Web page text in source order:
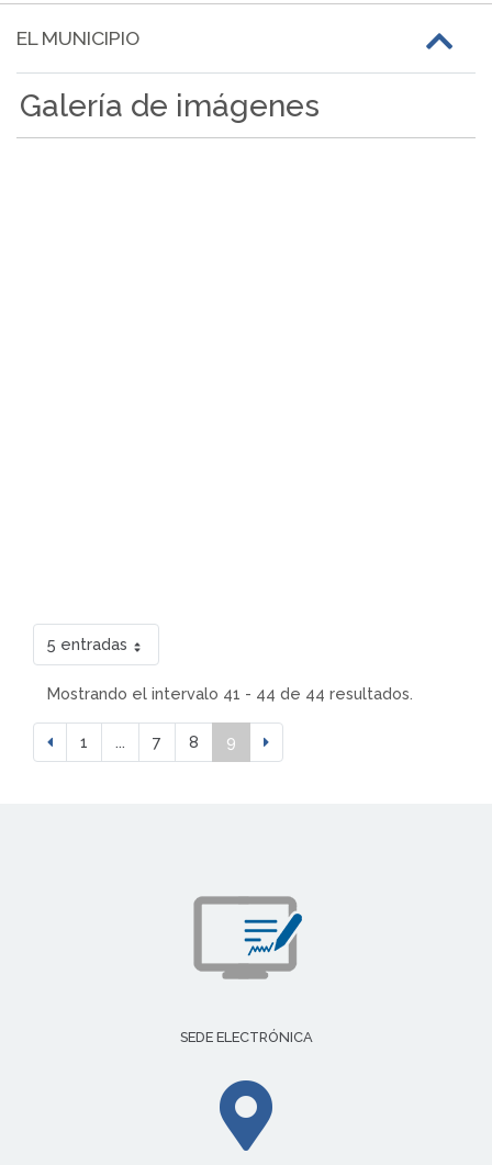
EL MUNICIPIO
Galería de imágenes
5 entradas
Mostrando el intervalo 41 - 44 de 44 resultados.
1 ... 7 8 9
SEDE ELECTRÓNICA